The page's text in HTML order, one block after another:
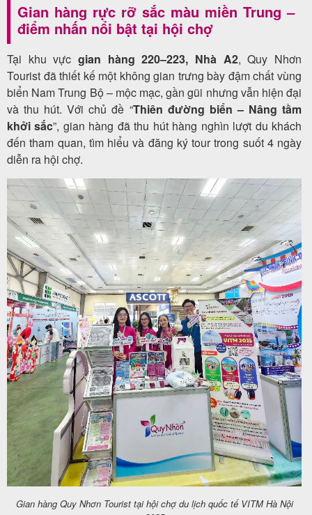
Quy
Nhơn
Tourist
nhận
khách
hàng
Tuyển
dụng
Liên
hệ
Gian hàng rực rỡ sắc màu miền Trung –
điểm nhấn nổi bật tại hội chợ
Tại khu vực gian hàng 220–223, Nhà A2, Quy Nhơn
Tourist đã thiết kế một không gian trưng bày đậm chất vùng
biển Nam Trung Bộ – mộc mạc, gần gũi nhưng vẫn hiện đại
và thu hút. Với chủ đề “Thiên đường biển – Nâng tầm
khởi sắc”, gian hàng đã thu hút hàng nghìn lượt du khách
đến tham quan, tìm hiểu và đăng ký tour trong suốt 4 ngày
diễn ra hội chợ.
Gian hàng Quy Nhơn Tourist tại hội chợ du lịch quốc tế VITM Hà Nội